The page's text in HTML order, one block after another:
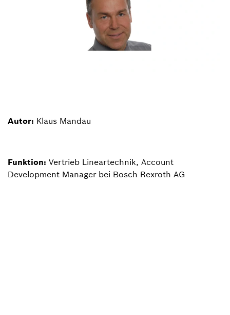
Autor: Klaus Mandau
Funktion: Vertrieb Lineartechnik, Account
Development Manager bei Bosch Rexroth AG